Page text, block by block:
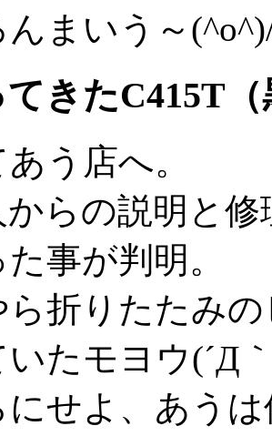
んまいう～
きたC415T（
う店へ。
からの説明と
事が判明。
ら折りたたみ
たモヨウ(´Д
にせよ、あう